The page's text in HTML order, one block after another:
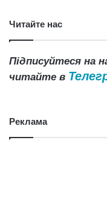
Читайте нас
Підписуйтеся на
читайте в
Реклама